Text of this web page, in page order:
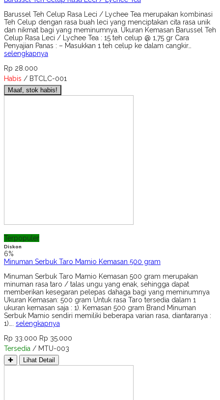
Barussel Teh Celup Rasa Leci / Lychee Tea merupakan kombinasi
Teh Celup dengan rasa buah leci yang menciptakan cita rasa unik
dan nikmat bagi yang meminumnya. Ukuran Kemasan Barussel Teh
Celup Rasa Leci / Lychee Tea : 15 teh celup @ 1,75 gr Cara
Penyajian Panas : – Masukkan 1 teh celup ke dalam cangkir…
selengkapnya
Rp 28.000
Habis / BTCLC-001
Maaf, stok habis!
Terpopuler
Diskon
6%
Minuman Serbuk Taro Mamio Kemasan 500 gram
Minuman Serbuk Taro Mamio Kemasan 500 gram merupakan
minuman rasa taro / talas ungu yang enak, sehingga dapat
memberikan kesegaran pelepas dahaga bagi yang meminumnya
Ukuran Kemasan: 500 gram Untuk rasa Taro tersedia dalam 1
ukuran kemasan saja : 1). Kemasan 500 gram Brand Minuman
Serbuk Mamio sendiri memiliki beberapa varian rasa, diantaranya :
1)…. selengkapnya
Rp 33.000 Rp 35.000
Tersedia / MTU-003
✚ Lihat Detail